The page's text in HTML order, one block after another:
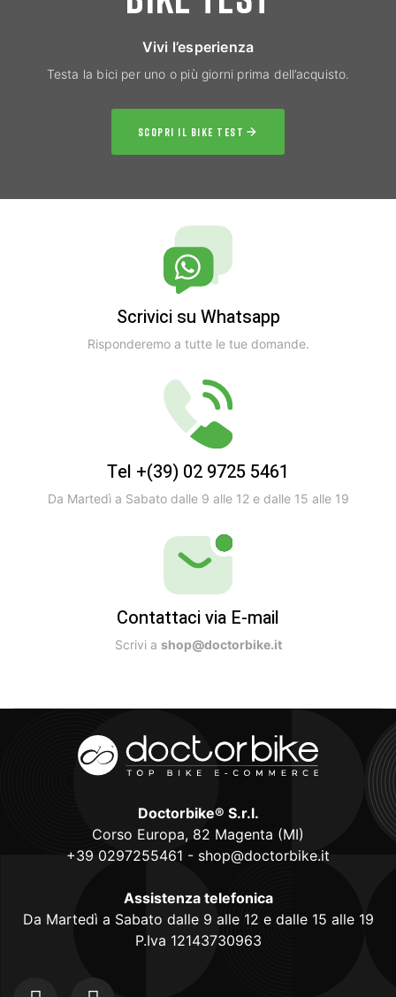
Vivi l’esperienza
Testa la bici per uno o più giorni prima dell’acquisto.
SCOPRI IL BIKE TEST
Scrivici su Whatsapp
Risponderemo a tutte le tue domande.
Tel +(39) 02 9725 5461
Da Martedì a Sabato dalle 9 alle 12 e dalle 15 alle 19
Contattaci via E-mail
Scrivi a shop@doctorbike.it
Doctorbike® S.r.l.
Corso Europa, 82 Magenta (MI)
+39 0297255461 - shop@doctorbike.it
Assistenza telefonica
Da Martedì a Sabato dalle 9 alle 12 e dalle 15 alle 19
P.Iva 12143730963